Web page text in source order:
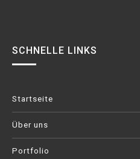
SCHNELLE LINKS
Startseite
Über uns
Portfolio